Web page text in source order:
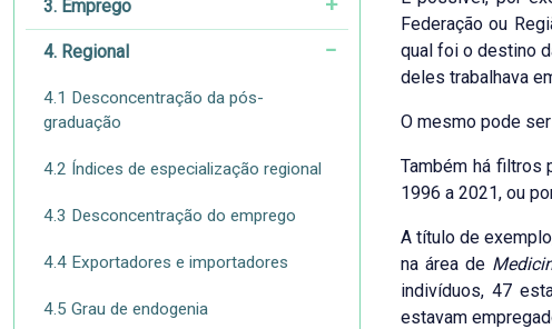
3. Emprego
4. Regional
4.1 Desconcentração da pós-
graduação
4.2 Índices de especialização regional
4.3 Desconcentração do emprego
4.4 Exportadores e importadores
4.5 Grau de endogenia
Federação ou
qual foi o destino
deles trabalhava
O mesmo pode
Também há filtros
1996 a 2021, ou
A título de
na área de
indivíduos, 47
estavam